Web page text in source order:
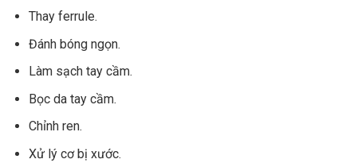
Thay ferrule.
Đánh bóng ngọn.
Làm sạch tay cầm.
Bọc da tay cầm.
Chỉnh ren.
Xử lý cơ bị xước.